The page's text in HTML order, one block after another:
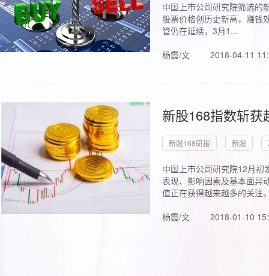
中国上市公司研究院筛选的
股票价格创历史新高，赚钱
管仍在延续，3月1...
杨霞/文
2018-04-11
新股168指数斩
新股168研报 新股
中国上市公司研究院12月初
表现、影响因素及基本面异
值正在获得越来越多的关注
杨霞/文
2018-01-10